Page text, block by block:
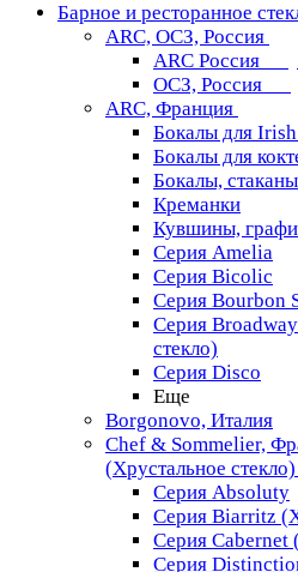
Барное и ресторанное
ARC, ОСЗ, Россия
ARC Россия
ОСЗ, Россия
ARC, Франция
Бокалы для
Бокалы для
Бокалы,
Креманки
Кувшины,
Серия Amelia
Серия Bicolic
Серия Bourbon
Серия
стекло)
Серия Disco
Еще
Borgonovo, Италия
Chef & Sommelier,
(Хрустальное стекло)
Серия Absoluty
Серия Biarritz
Серия Cabernet
Серия